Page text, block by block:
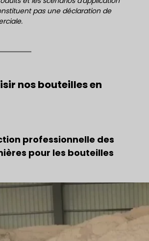
pas une déclaration de
nos bouteilles en
professionnelle des
pour les bouteilles